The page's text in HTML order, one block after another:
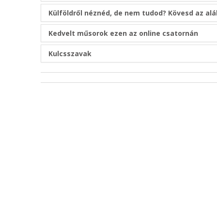
Külföldről néznéd, de nem tudod? Kövesd az
Kedvelt műsorok ezen az online csatornán
Kulcsszavak